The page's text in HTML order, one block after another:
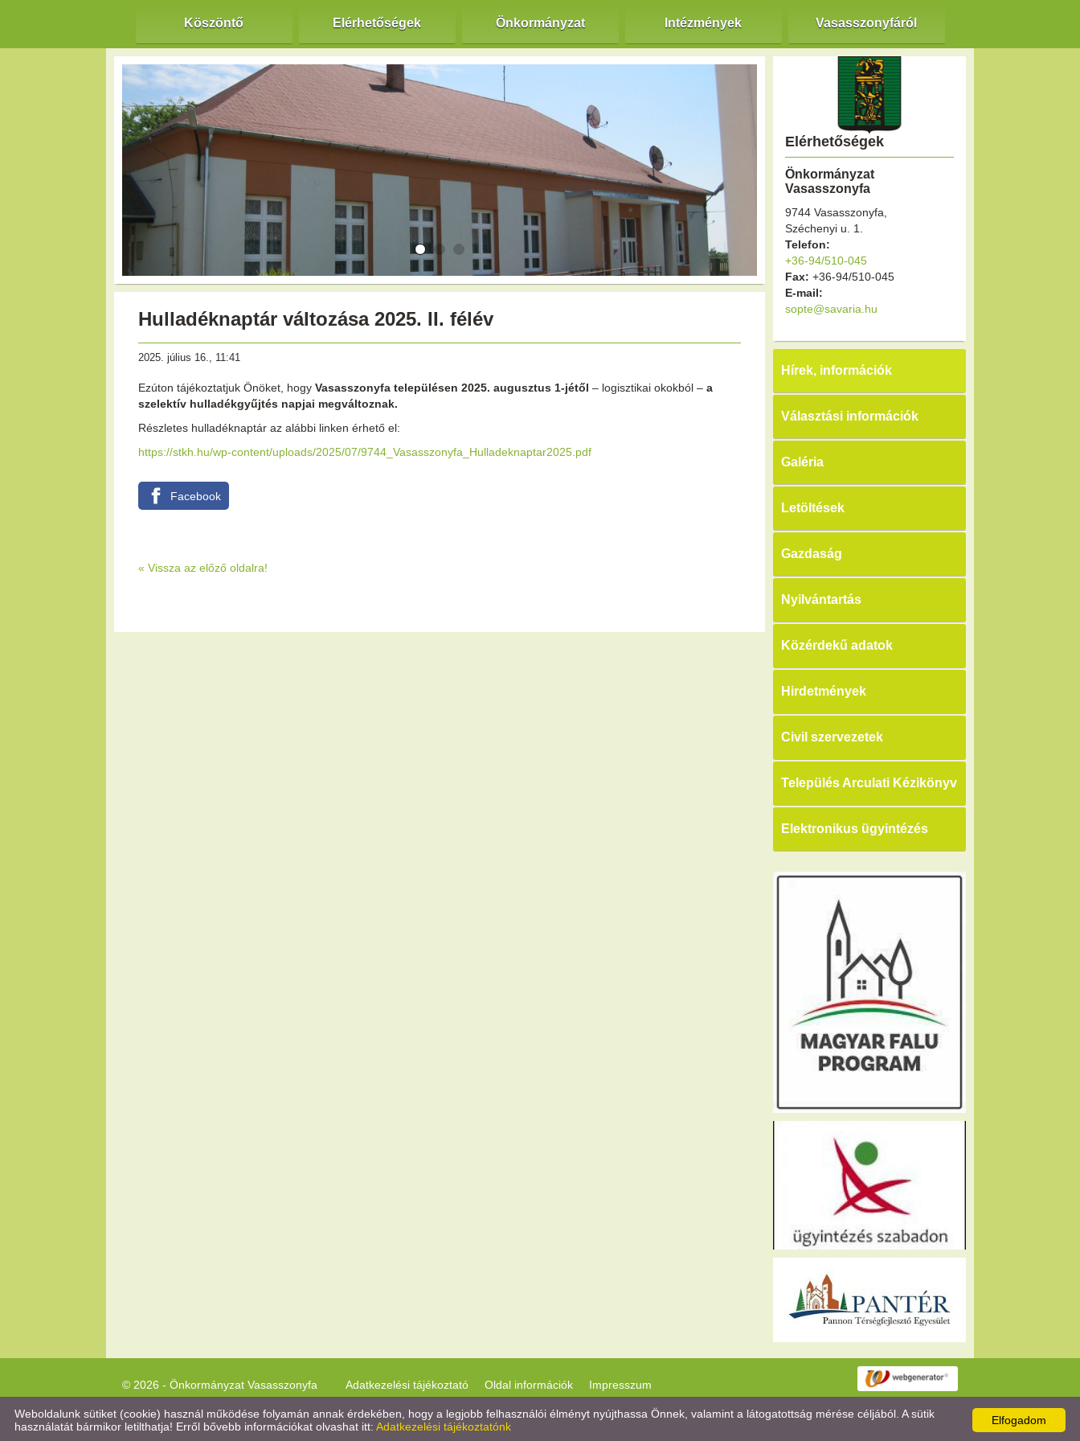
Köszöntő Elérhetőségek Önkormányzat Intézmények Vasasszonyfáról
Hulladéknaptár változása 2025. II. félév
2025. július 16., 11:41
Ezúton tájékoztatjuk Önöket, hogy Vasasszonyfa településen 2025. augusztus 1-jétől – logisztikai okokból – a
szelektív hulladékgyűjtés napjai megváltoznak.
Részletes hulladéknaptár az alábbi linken érhető el:
https://stkh.hu/wp-content/uploads/2025/07/9744_Vasasszonyfa_Hulladeknaptar2025.pdf
Facebook
« Vissza az előző oldalra!
Elérhetőségek
Önkormányzat
Vasasszonyfa
9744 Vasasszonyfa,
Széchenyi u. 1.
Telefon:
+36-94/510-045
Fax: +36-94/510-045
E-mail:
sopte@savaria.hu
Hírek, információk
Választási információk
Galéria
Letöltések
Gazdaság
Nyilvántartás
Közérdekű adatok
Hirdetmények
Civil szervezetek
Település Arculati Kézikönyv
Elektronikus ügyintézés
© 2026 - Önkormányzat Vasasszonyfa Adatkezelési tájékoztató Oldal információk Impresszum
Keresés az oldal tartalmában
Elfogadom
Weboldalunk sütiket (cookie) használ működése folyamán annak érdekében, hogy a legjobb felhasználói élményt nyújthassa Önnek, valamint a látogatottság mérése céljából. A sütik
használatát bármikor letilthatja! Erről bővebb információkat olvashat itt: Adatkezelési tájékoztatónk